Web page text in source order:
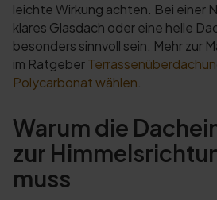
leichte Wirkung achten. Bei einer
klares Glasdach oder eine helle
besonders sinnvoll sein. Mehr zur
im Ratgeber
Polycarbonat wählen
Warum die
zur
muss